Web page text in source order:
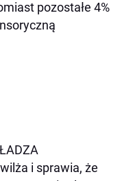
pozostałe 4%
i sprawia, że